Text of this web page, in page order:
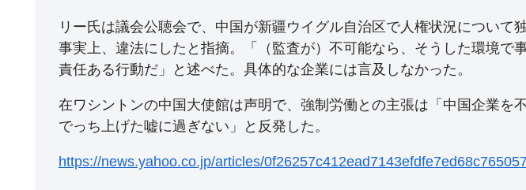
リー氏は議会公聴会で、中国が新疆ウイグル自治区で人権状況について
事実上、違法にしたと指摘。「（監査が）不可能なら、そうした環境で
責任ある行動だ」と述べた。具体的な企業には言及しなかった。
在ワシントンの中国大使館は声明で、強制労働との主張は「中国企業を
でっち上げた嘘に過ぎない」と反発した。
https://news.yahoo.co.jp/articles/